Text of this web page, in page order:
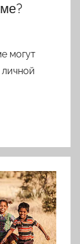
могут
личной